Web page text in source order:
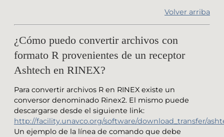
Volver arriba
¿Cómo puedo convertir archivos con
formato R provenientes de un receptor
Ashtech en RINEX?
Para convertir archivos R en RINEX existe un
conversor denominado Rinex2. El mismo puede
descargarse desde el siguiente link:
http://facility.unavco.org/software/download_transfer/
Un ejemplo de la línea de comando que debe